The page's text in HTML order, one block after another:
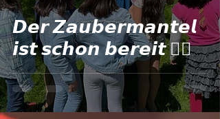
𝘿𝙚𝙧 𝙕𝙖𝙪𝙗𝙚𝙧𝙢𝙖𝙣𝙩𝙚𝙡
𝙞𝙨𝙩 𝙨𝙘𝙝𝙤𝙣 𝙗𝙚𝙧𝙚𝙞𝙩 🧙‍♂️